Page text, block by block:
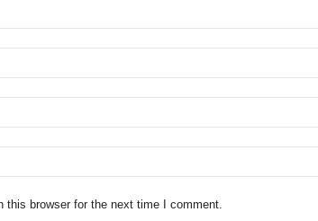
this browser for the next time I comment.